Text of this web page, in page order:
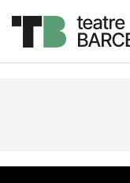
Descripció